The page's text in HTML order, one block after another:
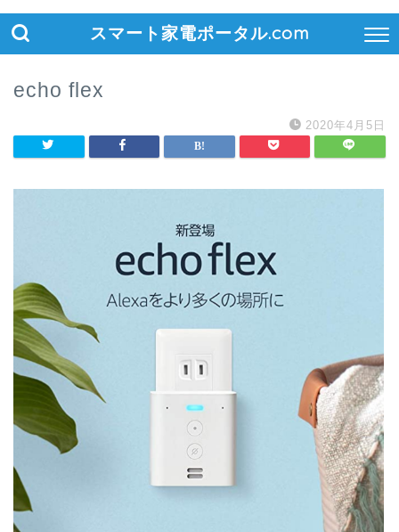
スマート家電ポータル.com
echo flex
2020年4月5日